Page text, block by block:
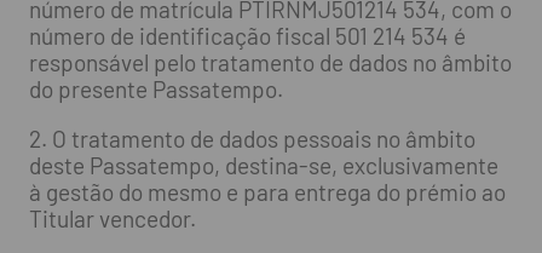
número de matrícula PTIRNMJ501214 534, com o
número de identificação fiscal 501 214 534 é
responsável pelo tratamento de dados no âmbito
do presente Passatempo.
2. O tratamento de dados pessoais no âmbito
deste Passatempo, destina-se, exclusivamente
à gestão do mesmo e para entrega do prémio ao
Titular vencedor.